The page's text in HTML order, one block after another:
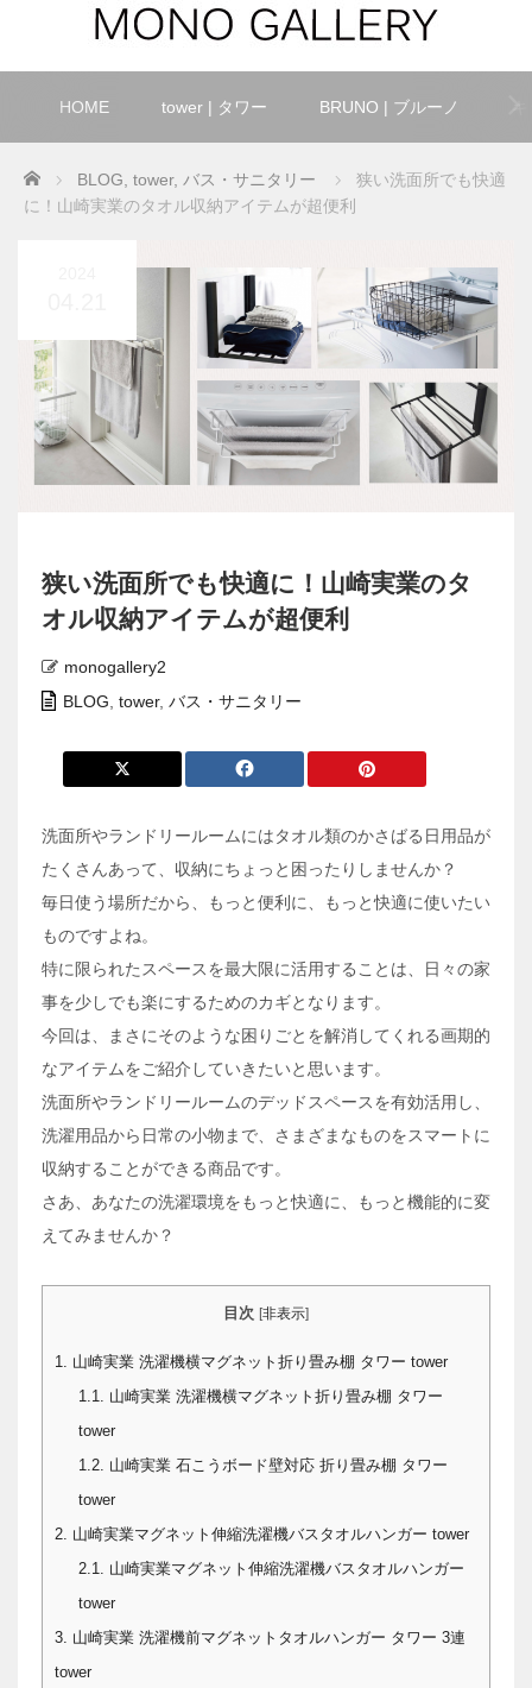
HOME tower | タワー BRUNO | ブルーノ
Home BLOG tower, バス・サニタリー
狭い洗面所でも快適
に！山崎実業のタオル収納アイテムが超便利
狭い洗面所でも快適に！山崎実業のタ
オル収納アイテムが超便利
monogallery2
BLOG tower, バス・サニタリー
洗面所やランドリールームにはタオル類のかさばる日用品が
たくさんあって、収納にちょっと困ったりしませんか？
毎日使う場所だから、もっと便利に、もっと快適に使いたい
ものですよね。
特に限られたスペースを最大限に活用することは、日々の家
事を少しでも楽にするためのカギとなります。
今回は、まさにそのような困りごとを解消してくれる画期的
なアイテムをご紹介していきたいと思います。
洗面所やランドリールームのデッドスペースを有効活用し、
洗濯用品から日常の小物まで、さまざまなものをスマートに
収納することができる商品です。
さあ、あなたの洗濯環境をもっと快適に、もっと機能的に変
えてみませんか？
目次 [非表示]
1. 山崎実業 洗濯機横マグネット折り畳み棚 タワー tower
1.1. 山崎実業 洗濯機横マグネット折り畳み棚 タワー
tower
1.2. 山崎実業 石こうボード壁対応 折り畳み棚 タワー
tower
2. 山崎実業マグネット伸縮洗濯機バスタオルハンガー tower
2.1. 山崎実業マグネット伸縮洗濯機バスタオルハンガー
tower
3. 山崎実業 洗濯機前マグネットタオルハンガー タワー 3連
tower